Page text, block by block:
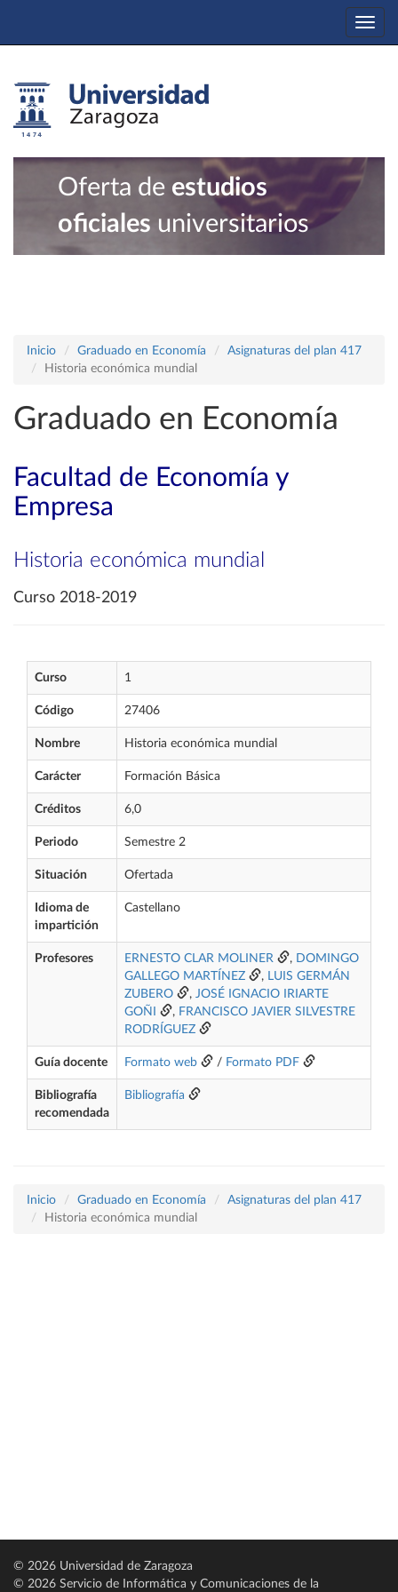
Oferta de estudios
oficiales universitarios
Inicio Graduado en Economía
Asignaturas del plan 417
Historia económica mundial
Graduado en Economía
Facultad de Economía y
Empresa
Historia económica mundial
Curso 2018-2019
Curso 1
Código 27406
Nombre Historia económica mundial
Carácter Formación Básica
Créditos 6,0
Periodo Semestre 2
Situación Ofertada
Idioma de
impartición
Castellano
Profesores ERNESTO CLAR MOLINER , DOMINGO
GALLEGO MARTÍNEZ
, LUIS GERMÁN
ZUBERO
, JOSÉ IGNACIO IRIARTE
GOÑI
, FRANCISCO JAVIER SILVESTRE
RODRÍGUEZ
Guía docente Formato web / Formato PDF
Bibliografía
recomendada
Bibliografía
Inicio Graduado en Economía
Asignaturas del plan 417
Historia económica mundial
© 2026 Universidad de Zaragoza
© 2026 Servicio de Informática y Comunicaciones de la